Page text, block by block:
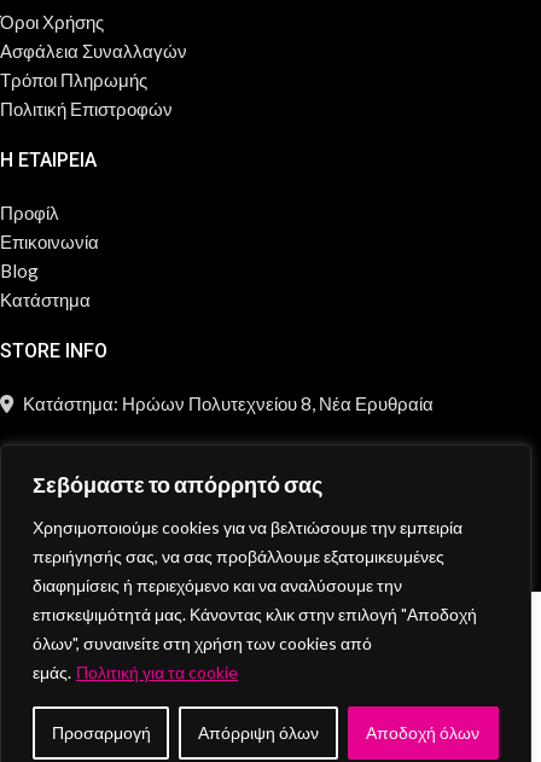
Σεβόμαστε το απόρρητό σας
Χρησιμοποιούμε cookies για να βελτιώσουμε την εμπειρία
περιήγησής σας, να σας προβάλλουμε εξατομικευμένες
διαφημίσεις ή περιεχόμενο και να αναλύσουμε την
επισκεψιμότητά μας. Κάνοντας κλικ στην επιλογή "Αποδοχή
όλων", συναινείτε στη χρήση των cookies από
εμάς. Πολιτική για τα cookie
Προσαρμογή Απόρριψη όλων Αποδοχή όλων
Όροι Χρήσης
Ασφάλεια Συναλλαγών
Τρόποι Πληρωμής
Πολιτική Επιστροφών
Η ΕΤΑΙΡΕΙΑ
Προφίλ
Επικοινωνία
Blog
Κατάστημα
STORE INFO
Κατάστημα: Ηρώων Πολυτεχνείου 8, Νέα Ερυθραία
info@moncheri.store
Copyright © 2026 Mon Cheri / All rights reserved / Made with
{DE.CO.DE}
Start typing to see products you are looking for.
Κατάστημα
Cart